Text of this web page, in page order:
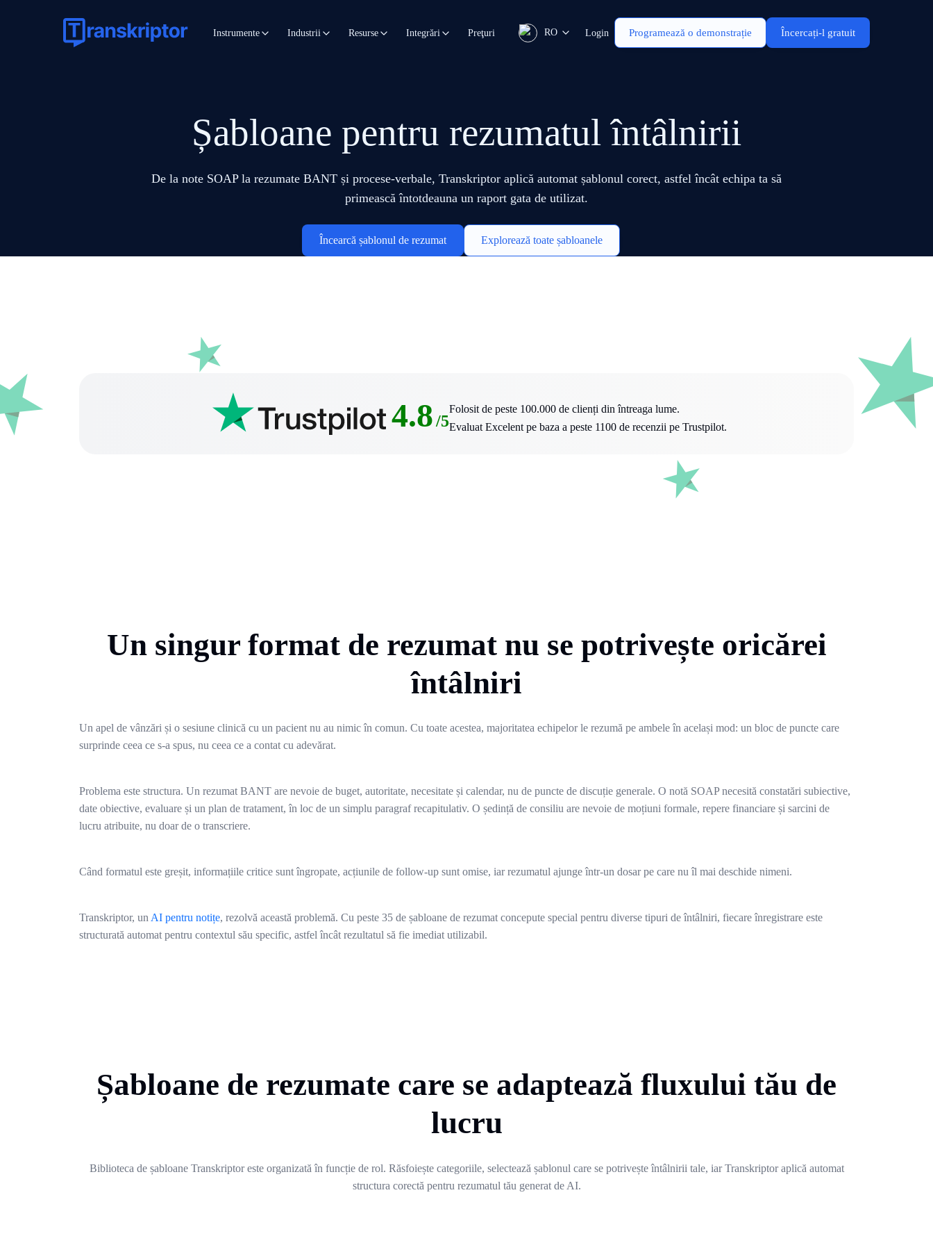
Instrumente Industrii Resurse Integrări Preţuri RO Login Programează o demonstrație Încercați-l gratuit
Șabloane pentru rezumatul întâlnirii
De la note SOAP la rezumate BANT și procese-verbale, Transkriptor aplică automat șablonul corect, astfel încât echipa ta să
primească întotdeauna un raport gata de utilizat.
Încearcă șablonul de rezumat Explorează toate șabloanele
4.8/5
Folosit de peste 100.000 de clienți din întreaga lume.
Evaluat Excelent pe baza a peste 1100 de recenzii pe Trustpilot.
Un singur format de rezumat nu se potrivește oricărei
întâlniri
Un apel de vânzări și o sesiune clinică cu un pacient nu au nimic în comun. Cu toate acestea, majoritatea echipelor le rezumă pe ambele în același mod: un bloc de puncte care
surprinde ceea ce s-a spus, nu ceea ce a contat cu adevărat.
Problema este structura. Un rezumat BANT are nevoie de buget, autoritate, necesitate și calendar, nu de puncte de discuție generale. O notă SOAP necesită constatări subiective,
date obiective, evaluare și un plan de tratament, în loc de un simplu paragraf recapitulativ. O ședință de consiliu are nevoie de moțiuni formale, repere financiare și sarcini de
lucru atribuite, nu doar de o transcriere.
Când formatul este greșit, informațiile critice sunt îngropate, acțiunile de follow-up sunt omise, iar rezumatul ajunge într-un dosar pe care nu îl mai deschide nimeni.
Transkriptor, un AI pentru notițe, rezolvă această problemă. Cu peste 35 de șabloane de rezumat concepute special pentru diverse tipuri de întâlniri, fiecare înregistrare este
structurată automat pentru contextul său specific, astfel încât rezultatul să fie imediat utilizabil.
Șabloane de rezumate care se adaptează fluxului tău de
lucru
Biblioteca de șabloane Transkriptor este organizată în funcție de rol. Răsfoiește categoriile, selectează șablonul care se potrivește întâlnirii tale, iar Transkriptor aplică automat
structura corectă pentru rezumatul tău generat de AI.